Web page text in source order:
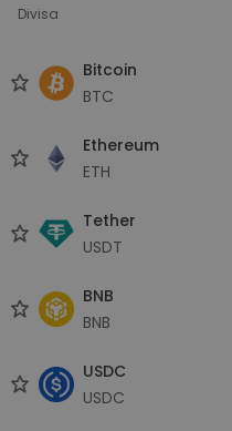
Divisa
Bitcoin
BTC
Ethereum
ETH
Tether
USDT
BNB
BNB
USDC
USDC